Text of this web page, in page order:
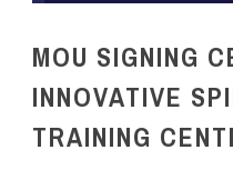
MOU SIGNING
INNOVATIVE
TRAINING